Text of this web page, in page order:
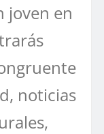
joven en
noticias